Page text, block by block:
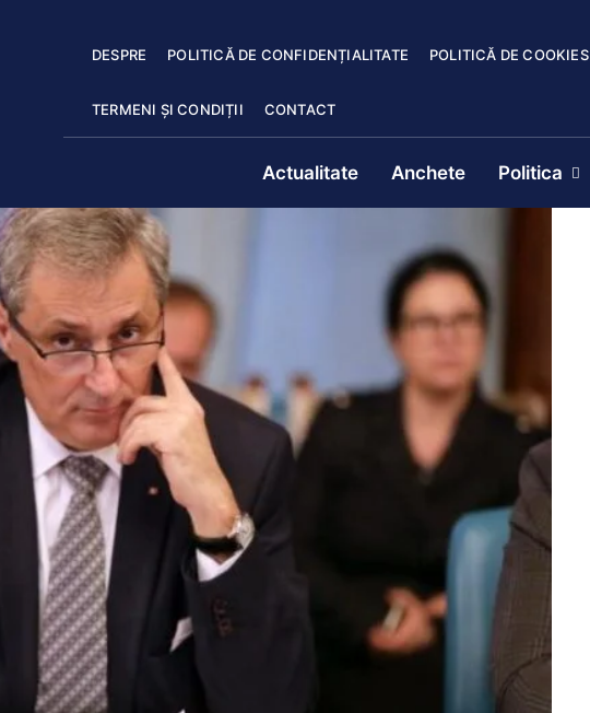
DESPRE POLITICĂ DE CONFIDENȚIALITATE POLITICĂ DE COOKIES
TERMENI ȘI CONDIȚII CONTACT
Actualitate Anchete Politica